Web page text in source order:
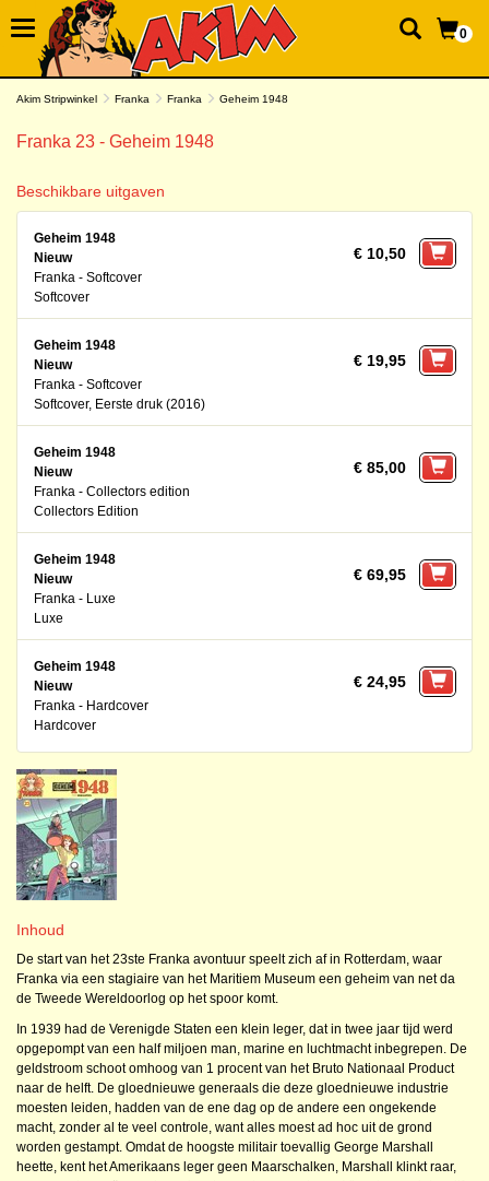
0
Akim Stripwinkel Franka Franka Geheim 1948
Franka 23 - Geheim 1948
Beschikbare uitgaven
Geheim 1948
Nieuw
Franka - Softcover
Softcover
€ 10,50
Geheim 1948
Nieuw
Franka - Softcover
Softcover, Eerste druk (2016)
€ 19,95
Geheim 1948
Nieuw
Franka - Collectors edition
Collectors Edition
€ 85,00
Geheim 1948
Nieuw
Franka - Luxe
Luxe
€ 69,95
Geheim 1948
Nieuw
Franka - Hardcover
Hardcover
€ 24,95
Inhoud
De start van het 23ste Franka avontuur speelt zich af in Rotterdam, waar
Franka via een stagiaire van het Maritiem Museum een geheim van net da
de Tweede Wereldoorlog op het spoor komt.
In 1939 had de Verenigde Staten een klein leger, dat in twee jaar tijd werd
opgepompt van een half miljoen man, marine en luchtmacht inbegrepen. De
geldstroom schoot omhoog van 1 procent van het Bruto Nationaal Product
naar de helft. De gloednieuwe generaals die deze gloednieuwe industrie
moesten leiden, hadden van de ene dag op de andere een ongekende
macht, zonder al te veel controle, want alles moest ad hoc uit de grond
worden gestampt. Omdat de hoogste militair toevallig George Marshall
heette, kent het Amerikaans leger geen Maarschalken, Marshall klinkt raar,